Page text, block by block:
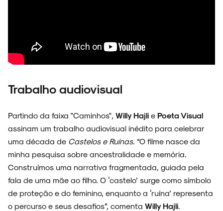
Trabalho audiovisual
Partindo da faixa "Caminhos", Willy Hajli e Poeta Visual
assinam um trabalho audiovisual inédito para celebrar
uma década de Castelos e Ruínas. “O filme nasce da
minha pesquisa sobre ancestralidade e memória.
Construímos uma narrativa fragmentada, guiada pela
fala de uma mãe ao filho. O ‘castelo’ surge como símbolo
de proteção e do feminino, enquanto a ‘ruína’ representa
o percurso e seus desafios”, comenta Willy Hajli